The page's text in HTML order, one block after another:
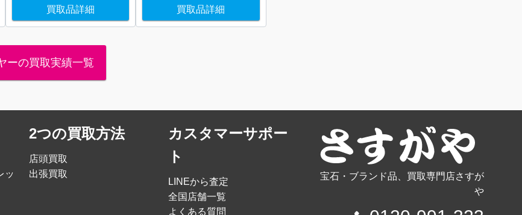
買取品詳細 買取品詳細
ーの買取実績一覧
ッ
2つの買取方法
店頭買取
出張買取
カスタマーサポー
ト
LINEから査定
全国店舗一覧
よくある質問
宝石・ブランド品、買取専門店さすが
や